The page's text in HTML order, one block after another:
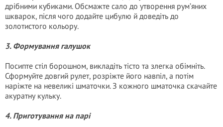
дрібними кубиками. Обсмажте сало до утворення рум’яних
шкварок, після чого додайте цибулю й доведіть до
золотистого кольору.
3. Формування галушок
Посипте стіл борошном, викладіть тісто та злегка обімніть.
Сформуйте довгий рулет, розріжте його навпіл, а потім
наріжте на невеликі шматочки. З кожного шматочка скачайте
акуратну кульку.
4. Приготування на парі